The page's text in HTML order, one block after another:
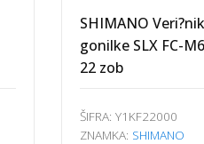
SHIMANO Veri?nik
gonilke SLX FC-
22 zob
ŠIFRA:Y1KF22000
ZNAMKA: SHIMANO